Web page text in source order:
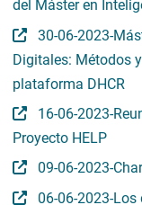
del Máster en
30-06-2023-
Digitales: Métodos
plataforma DHCR
16-06-2023-
Proyecto HELP
09-06-2023-
06-06-2023-